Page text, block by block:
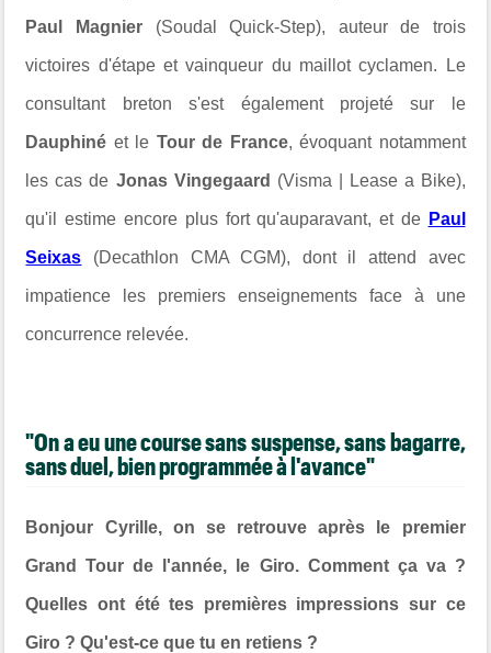
Paul Magnier (Soudal Quick-Step), auteur de trois
victoires d'étape et vainqueur du maillot cyclamen. Le
consultant breton s'est également projeté sur le
Dauphiné et le Tour de France, évoquant notamment
les cas de Jonas Vingegaard (Visma | Lease a Bike),
qu'il estime encore plus fort qu'auparavant, et de Paul
Seixas (Decathlon CMA CGM), dont il attend avec
impatience les premiers enseignements face à une
concurrence relevée.
"On a eu une course sans suspense, sans bagarre,
sans duel, bien programmée à l'avance"
Bonjour Cyrille, on se retrouve après le premier
Grand Tour de l'année, le Giro. Comment ça va ?
Quelles ont été tes premières impressions sur ce
Giro ? Qu'est-ce que tu en retiens ?